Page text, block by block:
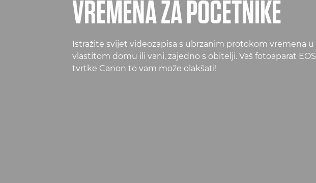
VREMENA ZA POČETNIKE
Istražite svijet videozapisa s ubrzanim protokom vremena u
vlastitom domu ili vani, zajedno s obitelji. Vaš fotoaparat EOS
tvrtke Canon to vam može olakšati!